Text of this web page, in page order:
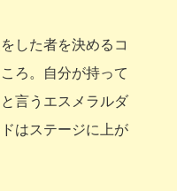
した者を決めるコ
ろ。自分が持って
言うエスメラルダ
はステージに上が